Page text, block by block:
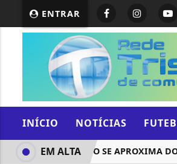
ENTRAR
INÍCIO NOTÍCIAS
CONGRESSO SE APROXIMA DO
EM ALTA